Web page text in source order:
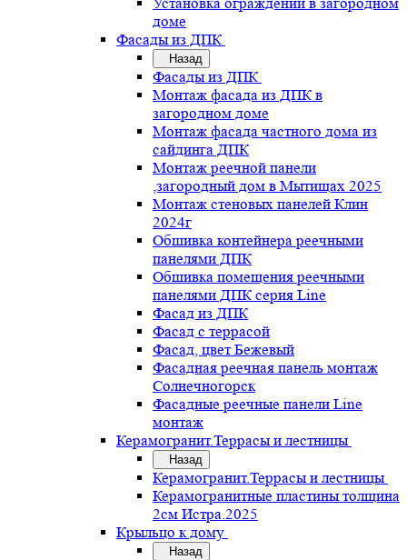
доме
Фасады из ДПК
Назад
Фасады из ДПК
Монтаж фасада из ДПК в
загородном доме
Монтаж фасада частного дома из
сайдинга ДПК
Монтаж реечной панели
,загородный дом в Мытищах 2025
Монтаж стеновых панелей Клин
2024г
Обшивка контейнера реечными
панелями ДПК
Обшивка помещения реечными
панелями ДПК серия Line
Фасад из ДПК
Фасад с террасой
Фасад, цвет Бежевый
Фасадная реечная панель монтаж
Солнечногорск
Фасадные реечные панели Line
монтаж
Керамогранит.Террасы и лестницы
Назад
Керамогранит.Террасы и лестницы
Керамогранитные пластины толщина
2см Истра.2025
Крыльцо к дому
Назад